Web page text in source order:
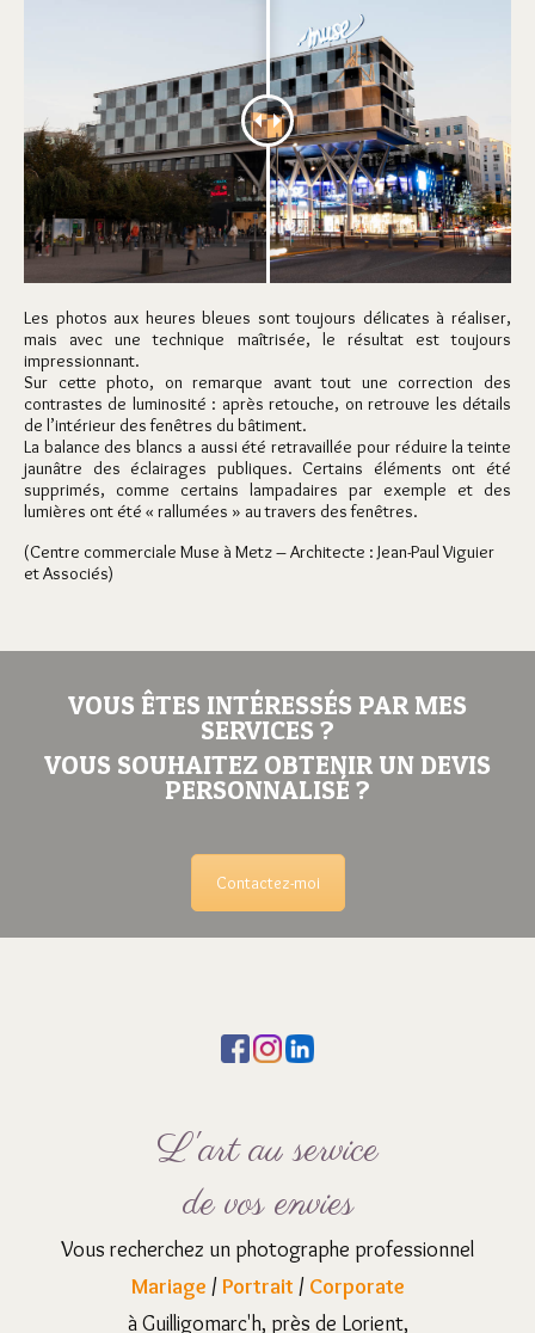
Les photos aux heures bleues sont toujours délicates à réaliser,
mais avec une technique maîtrisée, le résultat est toujours
impressionnant.
Sur cette photo, on remarque avant tout une correction des
contrastes de luminosité : après retouche, on retrouve les détails
de l’intérieur des fenêtres du bâtiment.
La balance des blancs a aussi été retravaillée pour réduire la teinte
jaunâtre des éclairages publiques. Certains éléments ont été
supprimés, comme certains lampadaires par exemple et des
lumières ont été « rallumées » au travers des fenêtres.
(Centre commerciale Muse à Metz – Architecte : Jean-Paul Viguier
et Associés)
VOUS ÊTES INTÉRESSÉS PAR MES
SERVICES ?
VOUS SOUHAITEZ OBTENIR UN DEVIS
PERSONNALISÉ ?
Contactez-moi
L'art au service
de vos envies
Vous recherchez un photographe professionnel
Mariage /Portrait / Corporate
à Guilligomarc'h, près de Lorient,